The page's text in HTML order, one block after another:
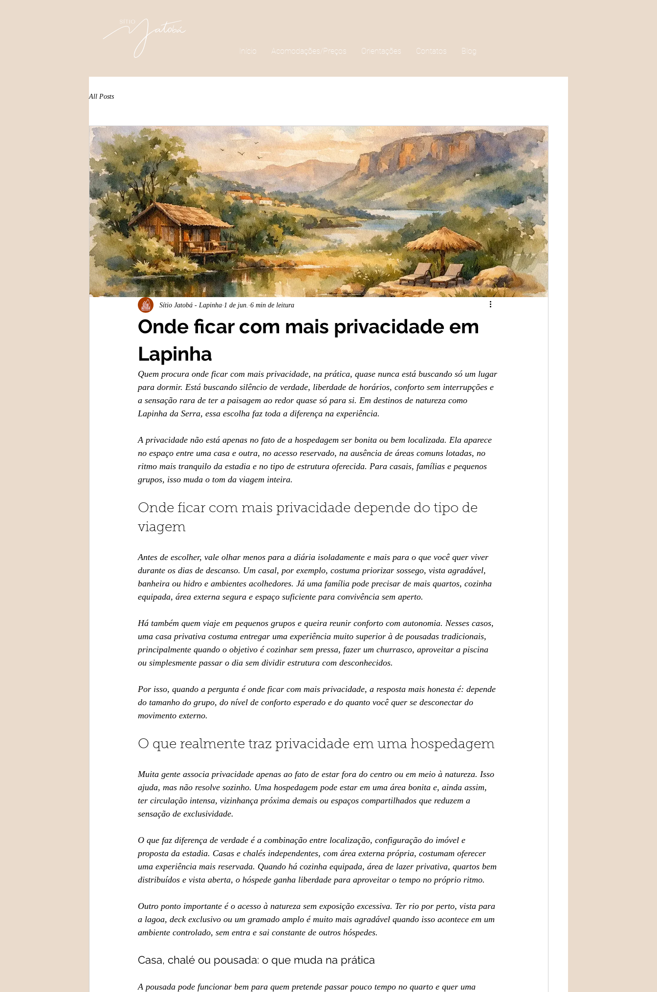
Início Acomodações/Preços Orientações Contatos Blog
All Posts
Onde ficar com mais privacidade em
Lapinha
Sítio Jatobá - Lapinha 1 de jun. 6 min de leitura
Quem procura onde ficar com mais privacidade, na prática, quase nunca está buscando só um lugar
para dormir. Está buscando silêncio de verdade, liberdade de horários, conforto sem interrupções e
a sensação rara de ter a paisagem ao redor quase só para si. Em destinos de natureza como
Lapinha da Serra, essa escolha faz toda a diferença na experiência.
A privacidade não está apenas no fato de a hospedagem ser bonita ou bem localizada. Ela aparece
no espaço entre uma casa e outra, no acesso reservado, na ausência de áreas comuns lotadas, no
ritmo mais tranquilo da estadia e no tipo de estrutura oferecida. Para casais, famílias e pequenos
grupos, isso muda o tom da viagem inteira.
Onde ficar com mais privacidade depende do tipo de
viagem
Antes de escolher, vale olhar menos para a diária isoladamente e mais para o que você quer viver
durante os dias de descanso. Um casal, por exemplo, costuma priorizar sossego, vista agradável,
banheira ou hidro e ambientes acolhedores. Já uma família pode precisar de mais quartos, cozinha
equipada, área externa segura e espaço suficiente para convivência sem aperto.
Há também quem viaje em pequenos grupos e queira reunir conforto com autonomia. Nesses casos,
uma casa privativa costuma entregar uma experiência muito superior à de pousadas tradicionais,
principalmente quando o objetivo é cozinhar sem pressa, fazer um churrasco, aproveitar a piscina
ou simplesmente passar o dia sem dividir estrutura com desconhecidos.
Por isso, quando a pergunta é onde ficar com mais privacidade, a resposta mais honesta é: depende
do tamanho do grupo, do nível de conforto esperado e do quanto você quer se desconectar do
movimento externo.
O que realmente traz privacidade em uma hospedagem
Muita gente associa privacidade apenas ao fato de estar fora do centro ou em meio à natureza. Isso
ajuda, mas não resolve sozinho. Uma hospedagem pode estar em uma área bonita e, ainda assim,
ter circulação intensa, vizinhança próxima demais ou espaços compartilhados que reduzem a
sensação de exclusividade.
O que faz diferença de verdade é a combinação entre localização, configuração do imóvel e
proposta da estadia. Casas e chalés independentes, com área externa própria, costumam oferecer
uma experiência mais reservada. Quando há cozinha equipada, área de lazer privativa, quartos bem
distribuídos e vista aberta, o hóspede ganha liberdade para aproveitar o tempo no próprio ritmo.
Outro ponto importante é o acesso à natureza sem exposição excessiva. Ter rio por perto, vista para
a lagoa, deck exclusivo ou um gramado amplo é muito mais agradável quando isso acontece em um
ambiente controlado, sem entra e sai constante de outros hóspedes.
Casa, chalé ou pousada: o que muda na prática
A pousada pode funcionar bem para quem pretende passar pouco tempo no quarto e quer uma